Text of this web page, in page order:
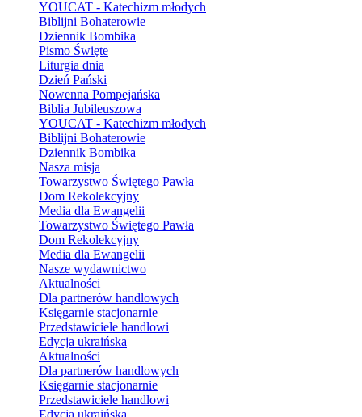
YOUCAT - Katechizm młodych
Biblijni Bohaterowie
Dziennik Bombika
Pismo Święte
Liturgia dnia
Dzień Pański
Nowenna Pompejańska
Biblia Jubileuszowa
YOUCAT - Katechizm młodych
Biblijni Bohaterowie
Dziennik Bombika
Nasza misja
Towarzystwo Świętego Pawła
Dom Rekolekcyjny
Media dla Ewangelii
Towarzystwo Świętego Pawła
Dom Rekolekcyjny
Media dla Ewangelii
Nasze wydawnictwo
Aktualności
Dla partnerów handlowych
Księgarnie stacjonarnie
Przedstawiciele handlowi
Edycja ukraińska
Aktualności
Dla partnerów handlowych
Księgarnie stacjonarnie
Przedstawiciele handlowi
Edycja ukraińska